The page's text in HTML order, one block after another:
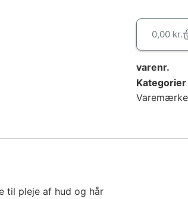
0,00 kr.
varenr.
Kategorier
til pleje af hud og hår